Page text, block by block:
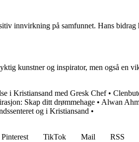
innvirkning på samfunnet. Hans
kunstner og inspirator, men også en
i Kristiansand med Gresk Chef•
Skap ditt drømmehage • Alwan
og i Kristiansand •
Pinterest TikTok Mail
RSS